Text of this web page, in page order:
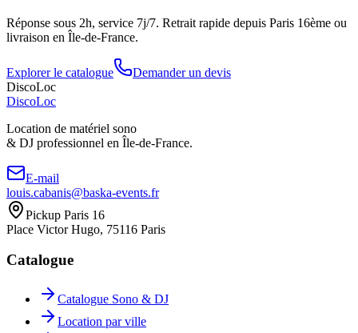
Réponse sous 2h, service 7j/7. Retrait rapide depuis Paris 16ème ou
livraison en Île-de-France.
Explorer le catalogue
Demander un devis
DiscoLoc
DiscoLoc
Location de matériel sono
& DJ professionnel en Île-de-France.
E-mail
louis.cabanis@baska-events.fr
Pickup Paris 16
Place Victor Hugo, 75116 Paris
Catalogue
Catalogue Sono & DJ
Location par ville